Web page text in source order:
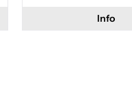
Info